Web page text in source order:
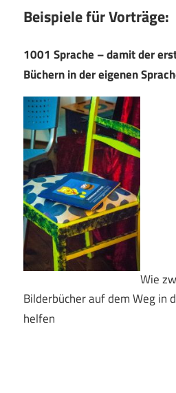
Beispiele für Vorträge:
1001 Sprache – damit der
Büchern in der eigenen
Wie
Bilderbücher auf dem Weg in
helfen